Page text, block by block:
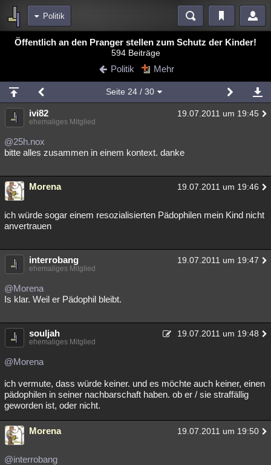
Politik
Bereiche
Blogs Videos
Chat Wiki Neuigkeiten
meine Rubriken
Menschen Mystery Kriminalfälle
Spiritualität
weitere Rubriken
Philosophie
Astronomie
Musik Clash Verbesserungen Allmystery English
Übersichten
Besucht
Öffentlich an den Pranger stellen zum Schutz der Kinder!
594 Beiträge
Politik Mehr
Seite 24/ 30
ivi82 19.07.2011 um 19:45
ehemaliges Mitglied
@25h.nox
bitte alles zusammen in einem kontext. danke
Morena 19.07.2011 um 19:46
ich würde sogar einem resozialisierten Pädophilen mein Kind nicht
anvertrauen
interrobang 19.07.2011 um 19:47
ehemaliges Mitglied
@Morena
Is klar. Weil er Pädophil bleibt.
souljah 19.07.2011 um 19:48
ehemaliges Mitglied
@Morena
ich vermute, dass würde keiner. und es möchte auch keiner, einen
pädophilen in seiner nachbarschaft haben. ob er / sie straffällig
geworden ist, oder nicht.
Morena 19.07.2011 um 19:50
@interrobang